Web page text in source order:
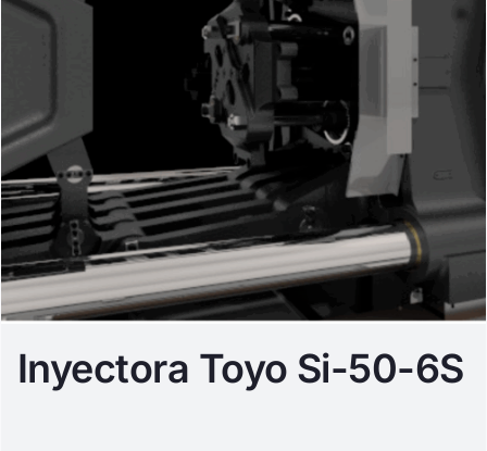
Inyectora Toyo Si-50-6S